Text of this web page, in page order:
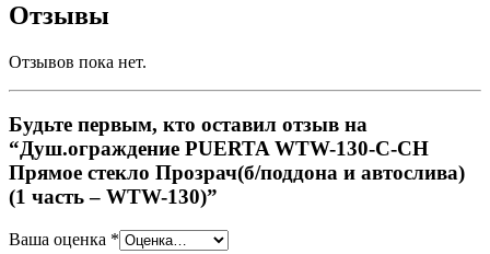
Отзывы
Отзывов пока нет.
Будьте первым, кто оставил отзыв на
“Душ.ограждение PUERTA WTW-130-С-СH
Прямое стекло Прозрач(б/поддона и автослива)
(1 часть – WTW-130)”
Ваша оценка *